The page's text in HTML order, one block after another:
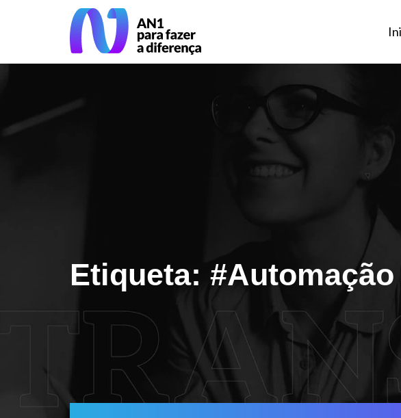
Etiqueta: #Automação